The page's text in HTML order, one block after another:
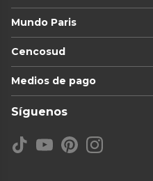
Mundo Paris
Cencosud
Medios de pago
Síguenos